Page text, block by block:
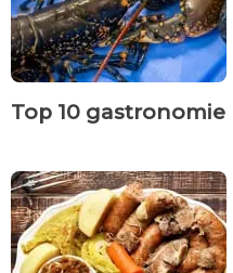
Top 10 gastronomie